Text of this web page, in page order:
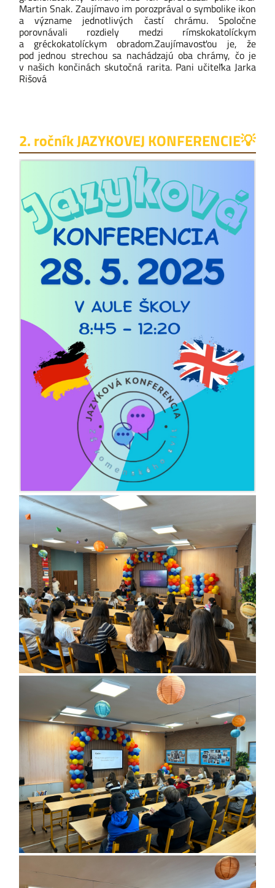
Martin Snak. Zaujímavo im porozprával o symbolike ikon
a význame jednotlivých častí chrámu. Spoločne
porovnávali rozdiely medzi rímskokatolíckym
a gréckokatolíckym obradom.Zaujímavosťou je, že
pod jednou strechou sa nachádzajú oba chrámy, čo je
v našich končinách skutočná rarita. Pani učiteľka Jarka
Rišová
2. ročník JAZYKOVEJ KONFERENCIE💡